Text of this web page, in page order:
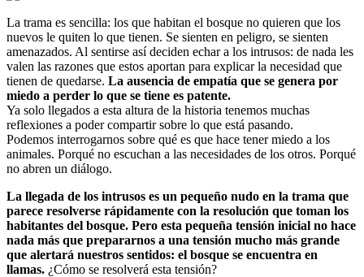
La trama es sencilla: los que habitan el bosque no quieren que los
nuevos le quiten lo que tienen. Se sienten en peligro, se sienten
amenazados. Al sentirse así deciden echar a los intrusos: de nada les
valen las razones que estos aportan para explicar la necesidad que
tienen de quedarse. La ausencia de empatía que se genera por
miedo a perder lo que se tiene es patente.
Ya solo llegados a esta altura de la historia tenemos muchas
reflexiones a poder compartir sobre lo que está pasando.
Podemos interrogarnos sobre qué es que hace tener miedo a los
animales. Porqué no escuchan a las necesidades de los otros. Porqué
no abren un diálogo.
La llegada de los intrusos es un pequeño nudo en la trama que
parece resolverse rápidamente con la resolución que toman los
habitantes del bosque. Pero esta pequeña tensión inicial no hace
nada más que prepararnos a una tensión mucho más grande
que alertará nuestros sentidos: el bosque se encuentra en
llamas. ¿Cómo se resolverá esta tensión?